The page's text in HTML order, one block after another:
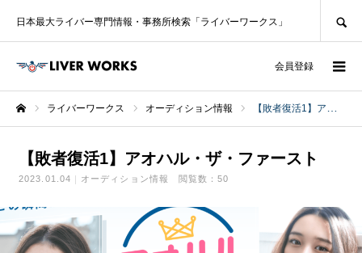
日本最大ライバー専門情報・事務所検索「ライバーワークス」
会員登録
ライバーワークス オーディション情報 【敗者復活1】アオハル・ザ・ファースト
【敗者復活1】アオハル・ザ・ファースト
2023.01.04 オーディション情報 閲覧数：50